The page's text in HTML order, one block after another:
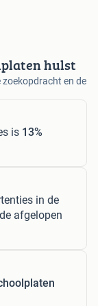
hulst
zoekopdracht en de
is 13%
in de
afgelopen